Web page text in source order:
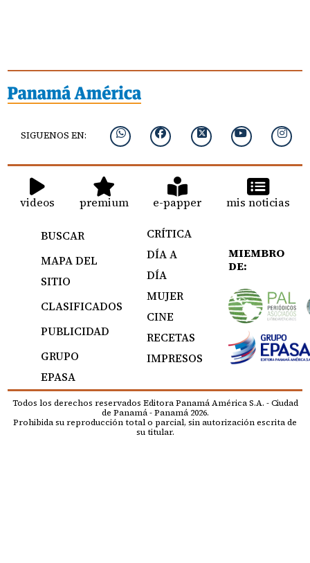
SIGUENOS EN:
videos premium e-papper mis noticias
BUSCAR
MAPA DEL
SITIO
CLASIFICADOS
PUBLICIDAD
GRUPO
EPASA
CRÍTICA
DÍA A
DÍA
MUJER
CINE
RECETAS
IMPRESOS
MIEMBRO
DE:
Todos los derechos reservados Editora Panamá América S.A. - Ciudad
de Panamá - Panamá 2026.
Prohibida su reproducción total o parcial, sin autorización escrita de
su titular.